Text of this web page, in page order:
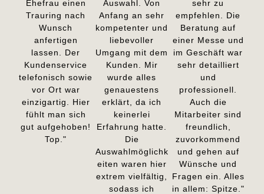
Ehefrau einen
Trauring nach
Wunsch
anfertigen
lassen. Der
Kundenservice
telefonisch sowie
vor Ort war
einzigartig. Hier
fühlt man sich
gut aufgehoben!
Top."
Auswahl. Von
Anfang an sehr
kompetenter und
liebevoller
Umgang mit dem
Kunden. Mir
wurde alles
genauestens
erklärt, da ich
keinerlei
Erfahrung hatte.
Die
Auswahlmöglichk
eiten waren hier
extrem vielfältig,
sodass ich
sehr zu
empfehlen. Die
Beratung auf
einer Messe und
im Geschäft war
sehr detailliert
und
professionell.
Auch die
Mitarbeiter sind
freundlich,
zuvorkommend
und gehen auf
Wünsche und
Fragen ein. Alles
in allem: Spitze."